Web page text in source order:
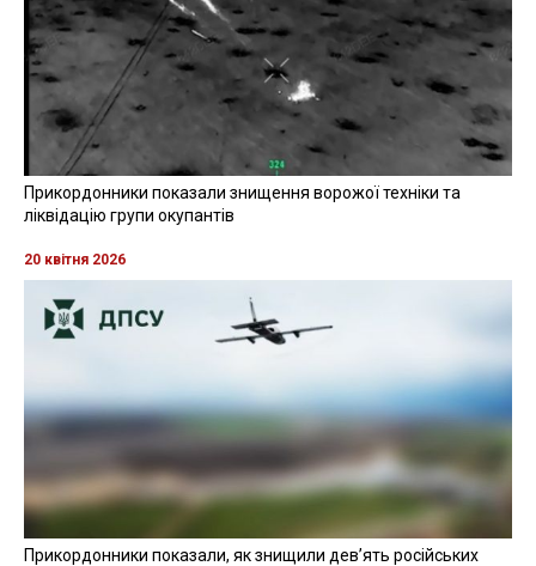
Прикордонники показали знищення ворожої техніки та
ліквідацію групи окупантів
20 квітня 2026
Прикордонники показали, як знищили девʼять російських